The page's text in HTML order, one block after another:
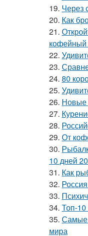
19. Через
20. Как
21.
кофейный
22.
23.
24. 80
25.
26. Новые
27.
28.
29. От
30.
10 дней
31. Как
32.
33.
34. Топ-
35. Самые
мира